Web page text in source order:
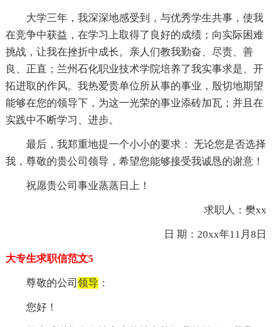
大学三年，我深深地感受到，与优秀学生共事，使我
在竞争中获益，在学习上取得了良好的成绩；向实际困难
挑战，让我在挫折中成长。亲人们教我勤奋、尽责、善
良、正直；兰州石化职业技术学院培养了我实事求是、开
拓进取的作风。我热爱贵单位所从事的事业，殷切地期望
能够在您的领导下，为这一光荣的事业添砖加瓦；并且在
实践中不断学习、进步。
最后，我郑重地提一个小小的要求： 无论您是否选择
我，尊敬的贵公司领导，希望您能够接受我诚恳的谢意！
祝愿贵公司事业蒸蒸日上！
求职人：樊xx
日 期：20xx年11月8日
大专生求职信范文5
尊敬的公司 领导 ：
您好！